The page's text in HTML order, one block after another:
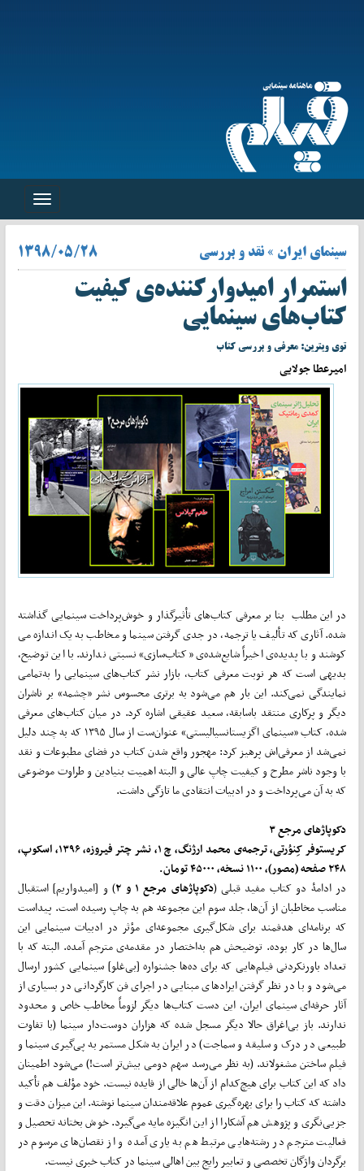
Toggle
سینمای ایران » نقد و بررسی ۱۳۹۸/۰۵/۲۸
استمرار امیدوارکننده‌ی کیفیت
کتاب‌های سینمایی
توی ویترین: معرفی و بررسی کتاب
امیرعطا جولایی
در این مطلب بنا بر معرفی کتاب‌های تأثیرگذار و خوش‌­پرداخت سینمایی گذاشته
شده. آثاری که تألیف یا ترجمه، در جدی گرفتن سینما و مخاطب به یک اندازه می­‌
کوشند و با پدیده‌ی اخیراً شایع‌­شده‌ی «کتاب‌سازی» نسبتی ندارند. با این توضیح،
بدیهی است که هر نوبت معرفی کتاب، بازار نشر کتاب‌های سینمایی را به‌­تمامی
نمایندگی نمی­‌کند. این بار هم می‌شود به برتری محسوس نشر «چشمه» بر ناشران
دیگر و پرکاری منتقد باسابقه، سعید عقیقی اشاره کرد. در میان کتاب‌های معرفی
شده، کتاب «سینمای اگزیستانسیالیستی» عنوان‌ست از سال ۱۳۹۵ که به چند دلیل
نمی‌شد از معرفی‌اش پرهیز کرد: مهجور واقع شدن کتاب در فضای مطبوعات و نقد
با وجود ناشر مطرح و کیفیت چاپ عالی و البته اهمیت بنیادین و طراوت موضوعی
که به آن می­‌پرداخت و در ادبیات انتقادی ما تازگی داشت.
دکوپاژهای مرجع ۳
کریستوفر کِنوُرتی، ترجمه‌ی محمد ارژنگ، چ ۱، نشر چتر فیروزه، ۱۳۹۶، اسکوپ،
۲۴۸ صفحه (مصور)، ۱۱۰۰ نسخه، ۴۵۰۰۰ تومان.
در ادامۀ دو کتاب مفید قبلی ( دکوپاژهای مرجع ۱ و ۲
) و [امیدواریم] استقبال
مناسب مخاطبان از آن‌ها، جلد سوم این مجموعه هم به چاپ رسیده است. پیداست
که برنامه­‌ای هدفمند برای شکل‌گیری مجموعه‌ای مؤثر در ادبیات سینمایی این
سال‌ها در کار بوده. توضیحش هم به‌­اختصار در مقدمه‌ی مترجم آمده. البته که با
تعداد باورنکردنی فیلم­‌هایی که برای ده‌­ها جشنواره [بی­‌غلو] سینمایی کشور ارسال
می‌شود و با در نظر گرفتن ایرادهای مبنایی در اجرای فن کارگردانی در بسیاری از
آثار حرفه‌­ای سینمای ایران، این دست کتاب‌ها دیگر لزوماً مخاطب خاص و محدود
ندارند. باز بی­‌اغراق حالا دیگر مسجل شده که هزاران دوست‌دار سینما (با تفاوت
طبیعی در درک و سلیقه و سماجت) در ایران به شکل مستمر به پی‌گیری سینما و
فیلم ساختن مشغول­­اند. (به نظر می­‌رسد سهم دومی بیش‌تر است!) می‌شود اطمینان
داد که این کتاب برای هیچ‌کدام از آن­‌ها خالی از فایده نیست. خود مؤلف هم تأکید
داشته که کتاب را برای بهره‌­گیری عموم علاقه‌­مندان سینما نوشته. این میزان دقت و
جزیی‌نگری و پژوهش هم آشکارا از این انگیزه مایه می‌­گیرد. خوش بختانه تحصیل و
فعالیت مترجم در رشته‌­هایی مرتبط هم به یاری آمده و از نقصان­‌های مرسوم در
برگردان واژگان تخصصی و تعابیر رایج بین اهالی سینما در کتاب خبری نیست.